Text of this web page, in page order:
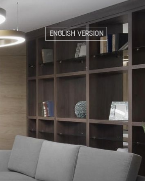
ENGLISH VERSION